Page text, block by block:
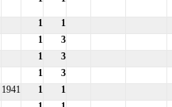
1 1
1 3
1 3
1 3
1941 1 1